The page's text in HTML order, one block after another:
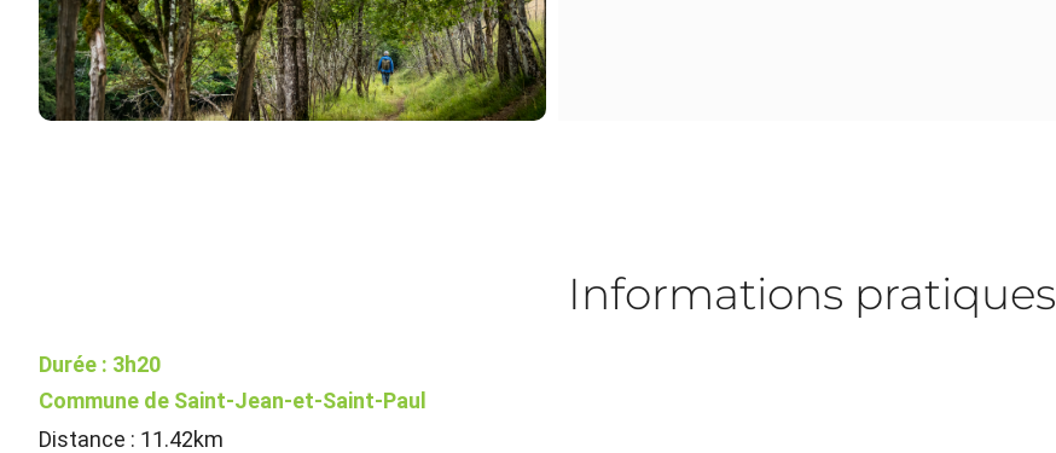
Informations pratiques
Durée : 3h20
Commune de Saint-Jean-et-Saint-Paul
Distance : 11.42km